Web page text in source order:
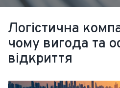
Логістична
чому вигода та
відкриття